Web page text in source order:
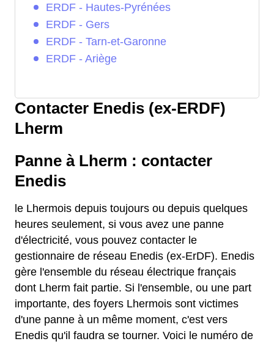
ERDF - Hautes-Pyrénées
ERDF - Gers
ERDF - Tarn-et-Garonne
ERDF - Ariège
Contacter Enedis (ex-ERDF)
Lherm
Panne à Lherm : contacter
Enedis
le Lhermois depuis toujours ou depuis quelques
heures seulement, si vous avez une panne
d'électricité, vous pouvez contacter le
gestionnaire de réseau Enedis (ex-ErDF). Enedis
gère l'ensemble du réseau électrique français
dont Lherm fait partie. Si l'ensemble, ou une part
importante, des foyers Lhermois sont victimes
d'une panne à un même moment, c'est vers
Enedis qu'il faudra se tourner. Voici le numéro de